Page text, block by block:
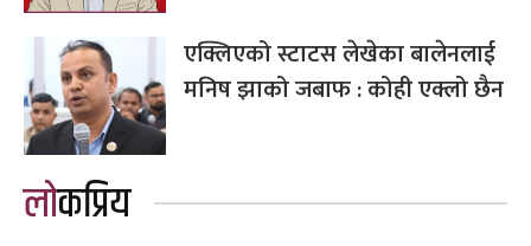
एक्लिएको स्टाटस लेखेका बालेनलाई
मनिष झाको जबाफ : कोही एक्लो छैन
लोकप्रिय